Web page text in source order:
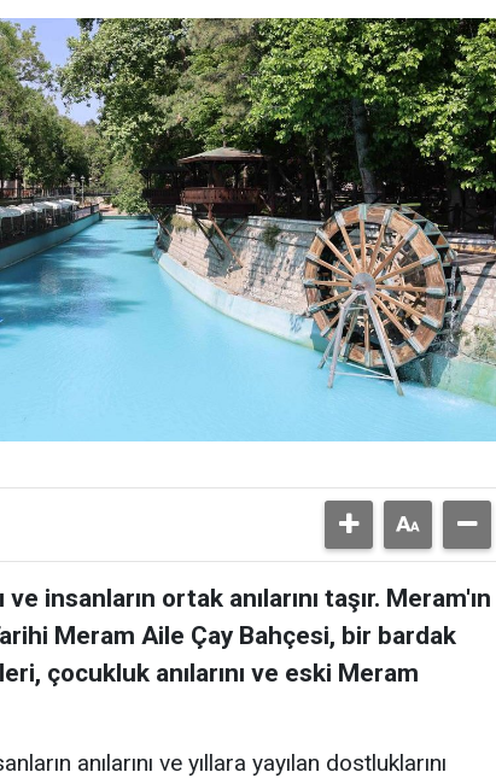
insanların ortak anılarını taşır. Meram'ın
Meram Aile Çay Bahçesi, bir bardak
çocukluk anılarını ve eski Meram
anılarını ve yıllara yayılan dostluklarını